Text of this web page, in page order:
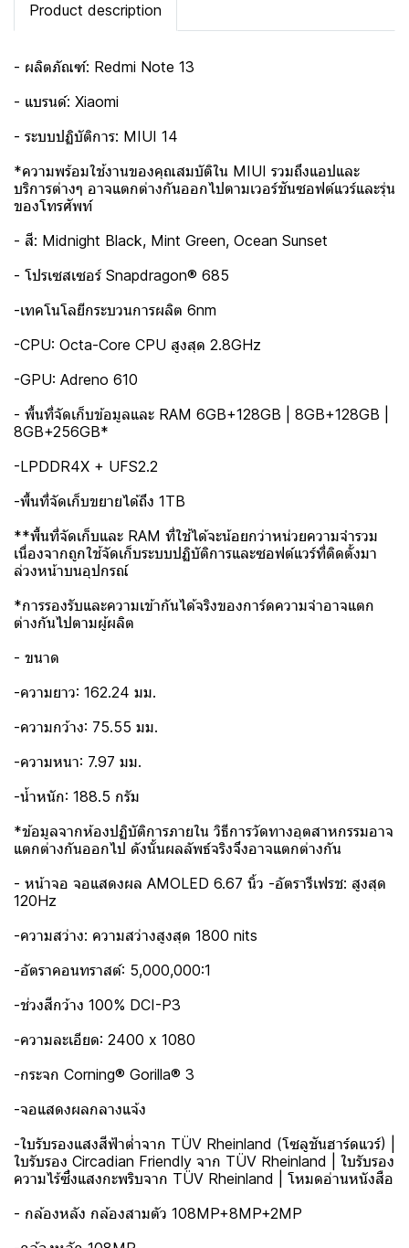
Product description
- ผลิตภัณฑ์: Redmi Note 13
- แบรนด์: Xiaomi
- ระบบปฏิบัติการ: MIUI 14
*ความพร้อมใช้งานของคุณสมบัติใน MIUI รวมถึงแอปและ
บริการต่างๆ อาจแตกต่างกันออกไปตามเวอร์ชันซอฟต์แวร์และรุ่น
ของโทรศัพท์
- สี: Midnight Black, Mint Green, Ocean Sunset
- โปรเซสเซอร์ Snapdragon® 685
-เทคโนโลยีกระบวนการผลิต 6nm
-CPU: Octa-Core CPU สูงสุด 2.8GHz
-GPU: Adreno 610
- พื้นที่จัดเก็บข้อมูลและ RAM 6GB+128GB | 8GB+128GB |
8GB+256GB*
-LPDDR4X + UFS2.2
-พื้นที่จัดเก็บขยายได้ถึง 1TB
**พื้นที่จัดเก็บและ RAM ที่ใช้ได้จะน้อยกว่าหน่วยความจำรวม
เนื่องจากถูกใช้จัดเก็บระบบปฏิบัติการและซอฟต์แวร์ที่ติดตั้งมา
ล่วงหน้าบนอุปกรณ์
*การรองรับและความเข้ากันได้จริงของการ์ดความจำอาจแตก
ต่างกันไปตามผู้ผลิต
- ขนาด
-ความยาว: 162.24 มม.
-ความกว้าง: 75.55 มม.
-ความหนา: 7.97 มม.
-น้ำหนัก: 188.5 กรัม
*ข้อมูลจากห้องปฏิบัติการภายใน วิธีการวัดทางอุตสาหกรรมอาจ
แตกต่างกันออกไป ดังนั้นผลลัพธ์จริงจึงอาจแตกต่างกัน
- หน้าจอ จอแสดงผล AMOLED 6.67 นิ้ว -อัตรารีเฟรช: สูงสุด
120Hz
-ความสว่าง: ความสว่างสูงสุด 1800 nits
-อัตราคอนทราสต์: 5,000,000:1
-ช่วงสีกว้าง 100% DCI-P3
-ความละเอียด: 2400 x 1080
-กระจก Corning® Gorilla® 3
-จอแสดงผลกลางแจ้ง
-ใบรับรองแสงสีฟ้าต่ำจาก TÜV Rheinland (โซลูชันฮาร์ดแวร์) |
ใบรับรอง Circadian Friendly จาก TÜV Rheinland | ใบรับรอง
ความไร้ซึ่งแสงกะพริบจาก TÜV Rheinland | โหมดอ่านหนังสือ
- กล้องหลัง กล้องสามตัว 108MP+8MP+2MP